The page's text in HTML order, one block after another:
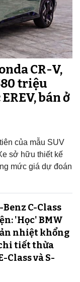
CR-V,
triệu
bán ở
của mẫu SUV
sở hữu thiết kế
mức giá dự đoán
C-Class
'Học' BMW
nhiệt khổng
tiết thừa
Class và S-